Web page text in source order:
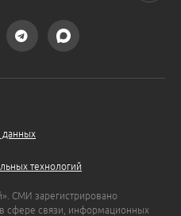
данных
технологий
СМИ зарегистрировано
сфере связи, информационных